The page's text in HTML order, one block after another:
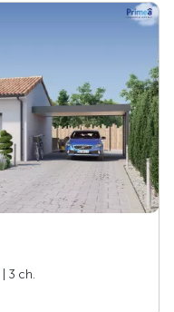
| 3 ch.